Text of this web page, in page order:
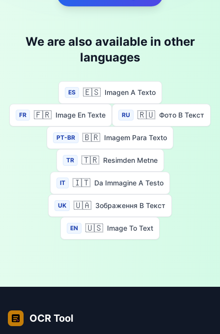
We are also available in other
languages
ES 🇪🇸 Imagen A Texto
FR 🇫🇷 Image En Texte RU 🇷🇺 Фото В Текст
PT-BR 🇧🇷 Imagem Para Texto
TR 🇹🇷 Resimden Metne
IT 🇮🇹 Da Immagine A Testo
UK 🇺🇦 Зображення В Текст
EN 🇺🇸 Image To Text
OCR Tool